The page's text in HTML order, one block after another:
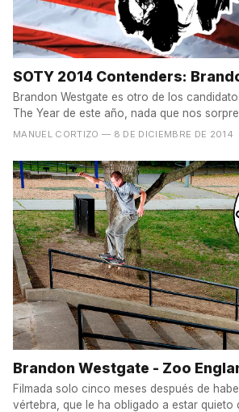
SOTY 2014 Contenders:
Brandon Westgate es otro de los
The Year de este año, nada que nos
MANUEL CORTIZO — 8 DE DICIEMBRE DE 2014
Brandon Westgate - Zoo
Filmada solo cinco meses después de
vértebra, que le ha obligado a estar quieto